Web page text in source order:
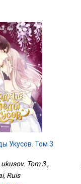
Укусов. Том 3
Tom 3 ,
Ruis